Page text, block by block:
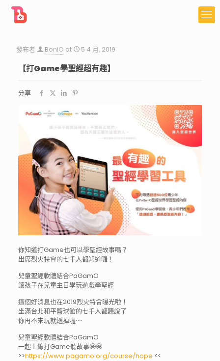
發布者 BoniO at 5 4 月, 2019
【打Game學聖經超有趣】
分享
你知道打Game也可以學聖經故事嗎？
出席烈火特會的七千人都知道囉！
兒童聖經軟體結合PaGamO
讓孩子在兒童主日學玩遊戲學聖經
這個好消息也在2019烈火特會曝光啦！
坐滿台北和平籃球館的七千人都聽說了
你再不來玩就遜掉啦～
兒童聖經軟體結合PaGamO
一起上線打Game聽故事🤩🤩
>>https://www.pagamo.org/course/hope <<